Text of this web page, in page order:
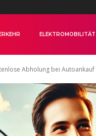
ELEKTROMOBILITÄT
Abholung bei Autoankauf